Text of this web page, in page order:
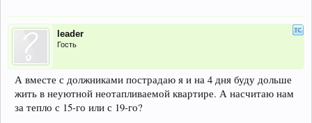
leader
Гость
А вместе с должниками пострадаю я и на 4 дня буду дольше
жить в неуютной неотапливаемой квартире. А насчитаю нам
за тепло с 15-го или с 19-го?